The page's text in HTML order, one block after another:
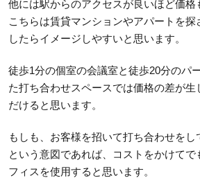
他には駅からのアクセスが良いほど価格
こちらは賃貸マンションやアパートを
したらイメージしやすいと思います。
徒歩1分の個室の会議室と徒歩20分のパ
た打ち合わせスペースでは価格の差が生
だけると思います。
もしも、お客様を招いて打ち合わせをし
という意図であれば、コストをかけて
フィスを使用すると思います。